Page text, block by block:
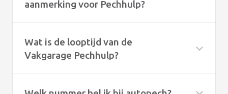
aanmerking voor Pechhulp?
Wat is de looptijd van de
Vakgarage Pechhulp?